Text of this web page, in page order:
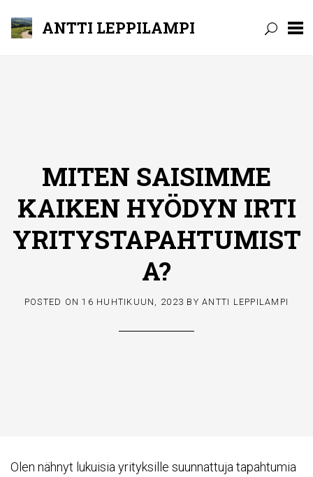
ANTTI LEPPILAMPI
MITEN SAISIMME
KAIKEN HYÖDYN IRTI
YRITYSTAPAHTUMIST
A?
POSTED ON16 HUHTIKUUN, 2023 BYANTTI LEPPILAMPI
Olen nähnyt lukuisia yrityksille suunnattuja tapahtumia